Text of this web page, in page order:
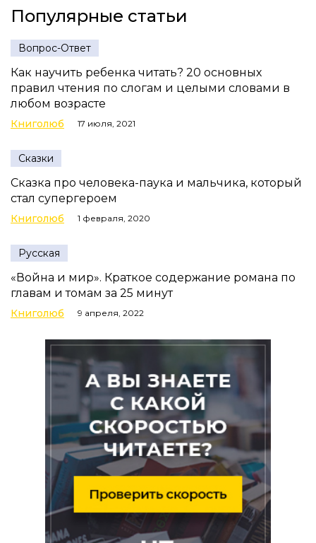
Популярные статьи
Вопрос-Ответ
Как научить ребенка читать? 20 основных
правил чтения по слогам и целыми словами в
любом возрасте
Книголюб 17 июля, 2021
Сказки
Сказка про человека-паука и мальчика, который
стал супергероем
Книголюб 1 февраля, 2020
Русская
«Война и мир». Краткое содержание романа по
главам и томам за 25 минут
Книголюб 9 апреля, 2022